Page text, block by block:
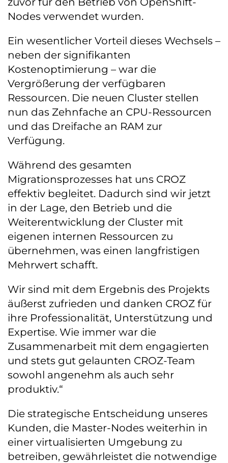
Nodes verwendet wurden.
Ein wesentlicher Vorteil dieses Wechsels –
neben der signifikanten
Kostenoptimierung – war die
Vergrößerung der verfügbaren
Ressourcen. Die neuen Cluster stellen
nun das Zehnfache an CPU-Ressourcen
und das Dreifache an RAM zur
Verfügung.
Während des gesamten
Migrationsprozesses hat uns CROZ
effektiv begleitet. Dadurch sind wir jetzt
in der Lage, den Betrieb und die
Weiterentwicklung der Cluster mit
eigenen internen Ressourcen zu
übernehmen, was einen langfristigen
Mehrwert schafft.
Wir sind mit dem Ergebnis des Projekts
äußerst zufrieden und danken CROZ für
ihre Professionalität, Unterstützung und
Expertise. Wie immer war die
Zusammenarbeit mit dem engagierten
und stets gut gelaunten CROZ-Team
sowohl angenehm als auch sehr
produktiv.“
Die strategische Entscheidung unseres
Kunden, die Master-Nodes weiterhin in
einer virtualisierten Umgebung zu
betreiben, gewährleistet die notwendige